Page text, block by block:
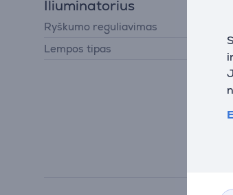
Iliuminatorius
Ryškumo reguliavimas
Lempos tipas